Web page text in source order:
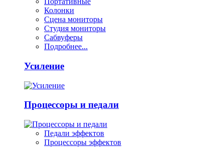
Колонки
Сцена мониторы
Студия мониторы
Сабвуферы
Подробнее...
Усиление
Процессоры и педали
Педали эффектов
Процессоры эффектов